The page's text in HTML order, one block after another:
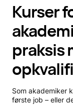
Kurser
praksis
Som akademiker
første job – eller